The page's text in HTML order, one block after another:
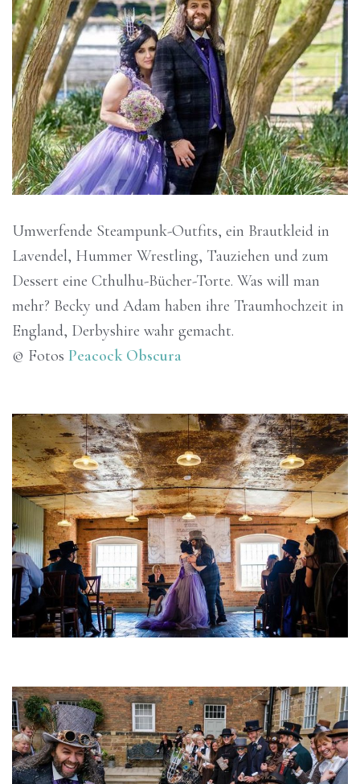
Umwerfende Steampunk-Outfits, ein Brautkleid in
Lavendel, Hummer Wrestling, Tauziehen und zum
Dessert eine Cthulhu-Bücher-Torte. Was will man
mehr? Becky und Adam haben ihre Traumhochzeit in
England, Derbyshire wahr gemacht.
© Fotos Peacock Obscura